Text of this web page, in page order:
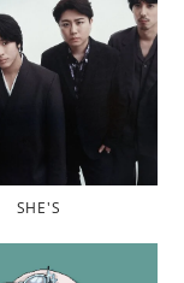
SHE'S